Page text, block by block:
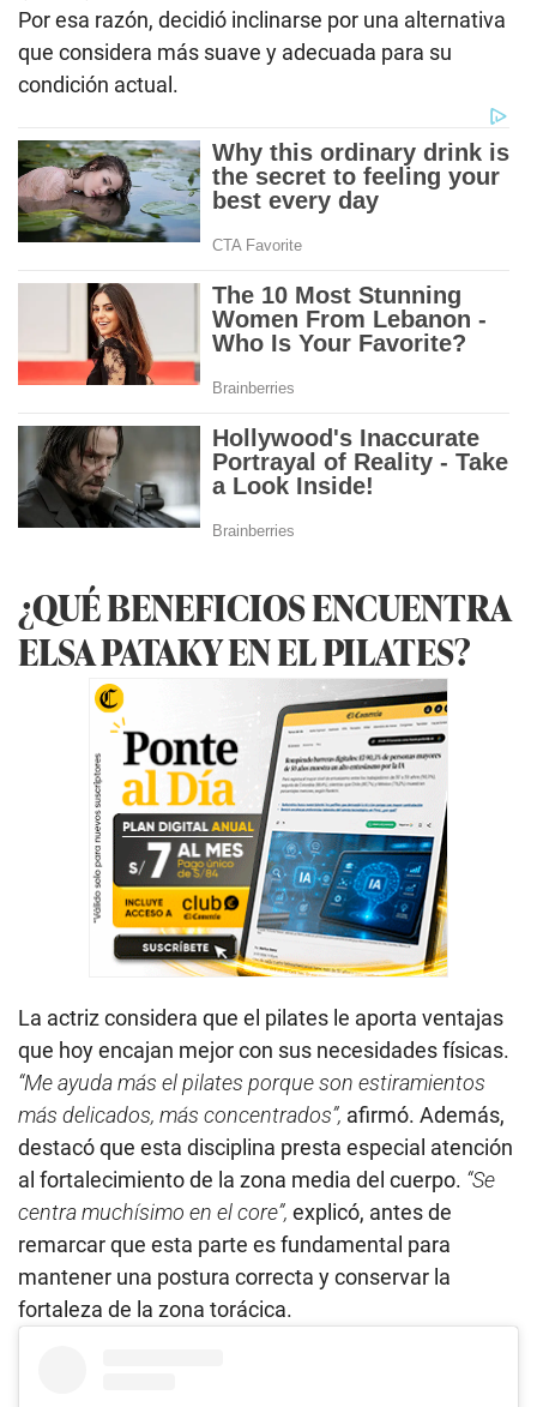
Por esa razón, decidió inclinarse por una alternativa
que considera más suave y adecuada para su
condición actual.
¿QUÉ BENEFICIOS ENCUENTRA
ELSA PATAKY EN EL PILATES?
La actriz considera que el pilates le aporta ventajas
que hoy encajan mejor con sus necesidades físicas.
“Me ayuda más el pilates porque son estiramientos
más delicados, más concentrados”, afirmó. Además,
destacó que esta disciplina presta especial atención
al fortalecimiento de la zona media del cuerpo. “Se
centra muchísimo en el core”, explicó, antes de
remarcar que esta parte es fundamental para
mantener una postura correcta y conservar la
fortaleza de la zona torácica.